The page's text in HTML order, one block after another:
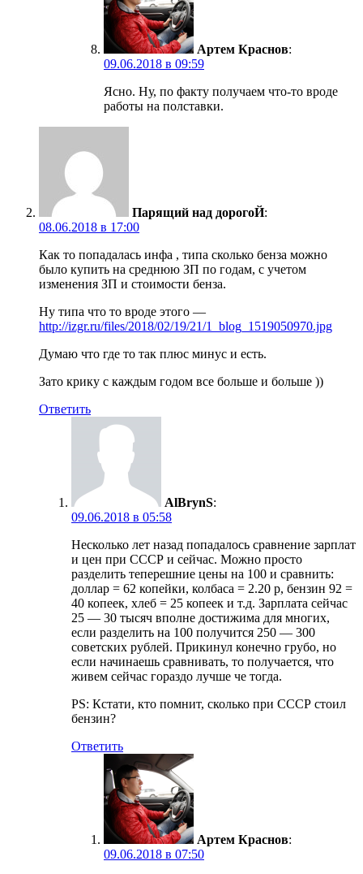
Артем Краснов:
09.06.2018 в 09:59
Ясно. Ну, по факту получаем что-то вроде
работы на полставки.
Парящий над дорогоЙ:
08.06.2018 в 17:00
Как то попадалась инфа , типа сколько бенза можно
было купить на среднюю ЗП по годам, с учетом
изменения ЗП и стоимости бенза.
Ну типа что то вроде этого —
http://izgr.ru/files/2018/02/19/21/1_blog_1519050970.jpg
Думаю что где то так плюс минус и есть.
Зато крику с каждым годом все больше и больше ))
Ответить
AlBrynS:
09.06.2018 в 05:58
Несколько лет назад попадалось сравнение зарплат
и цен при СССР и сейчас. Можно просто
разделить теперешние цены на 100 и сравнить:
доллар = 62 копейки, колбаса = 2.20 р, бензин 92 =
40 копеек, хлеб = 25 копеек и т.д. Зарплата сейчас
25 — 30 тысяч вполне достижима для многих,
если разделить на 100 получится 250 — 300
советских рублей. Прикинул конечно грубо, но
если начинаешь сравнивать, то получается, что
живем сейчас гораздо лучше че тогда.
PS: Кстати, кто помнит, сколько при СССР стоил
бензин?
Ответить
Артем Краснов:
09.06.2018 в 07:50